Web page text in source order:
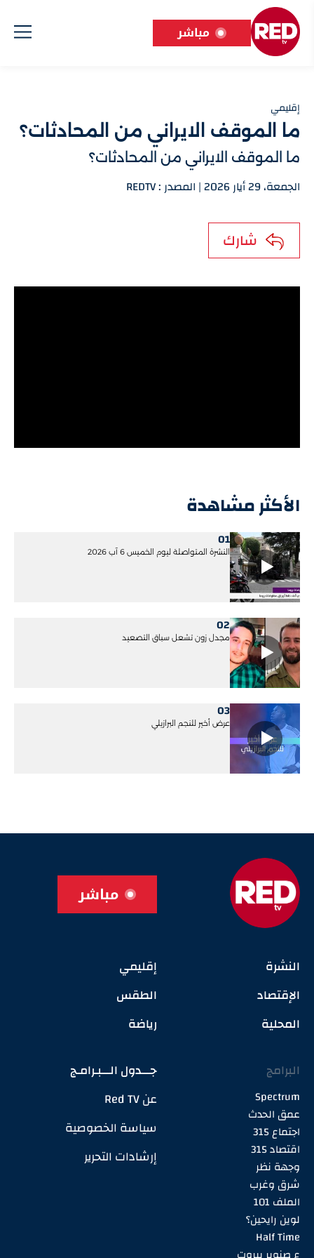
مباشر
إقليمي
ما الموقف الايراني من المحادثات؟
ما الموقف الايراني من المحادثات؟
الجمعة، 29 أيار 2026 | المصدر : REDTV
شارك
الأكثر مشاهدة
01
النشرة المتواصلة ليوم الخميس 6 آب 2026
02
مجدل زون تشعل سباق التصعيد
03
عرض أخير للنجم البرازيلي
مباشر
النشرة
الإقتصاد
المحلية
إقليمي
الطقس
رياضة
البرامج
Spectrum
عمق الحدث
اجتماع 315
اقتصاد 315
وجهة نظر
شرق وغرب
الملف 101
لوين رايحين؟
Half Time
جـــدول الـــبـرامـج
عن Red TV
سياسة الخصوصية
إرشادات التحرير